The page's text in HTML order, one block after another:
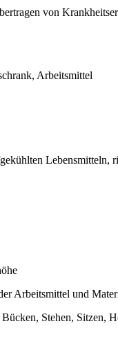
von
Arbeitsmittel
Lebensmitteln,
Arbeitsmittel und
Stehen, Sitzen,